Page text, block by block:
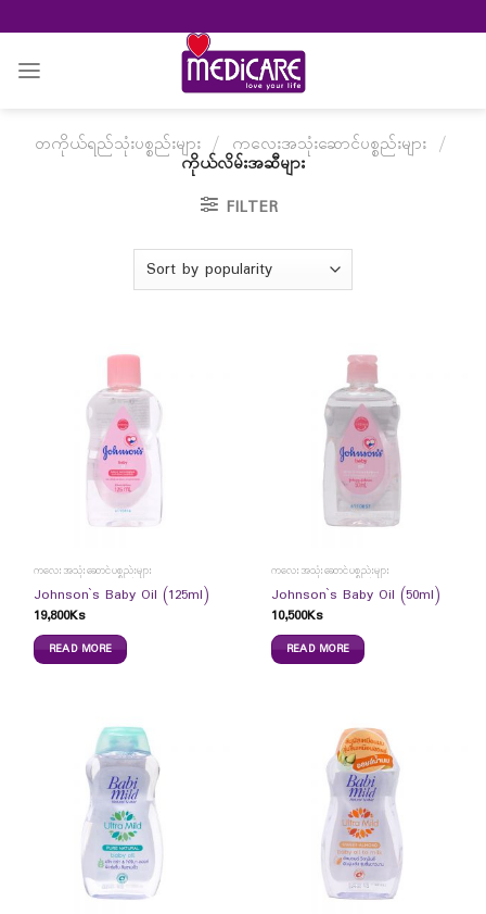
to
content
တကိုယ်ရည်သုံးပစ္စည်းများ / ကလေးအသုံးဆောင်ပစ္စည်းများ /
ကိုယ်လိမ်းအဆီများ
FILTER
ကလေးအသုံးဆောင်ပစ္စည်းများ
Johnson`s Baby Oil (125ml)
19,800Ks
READ MORE
ကလေးအသုံးဆောင်ပစ္စည်းများ
Johnson`s Baby Oil (50ml)
10,500Ks
READ MORE